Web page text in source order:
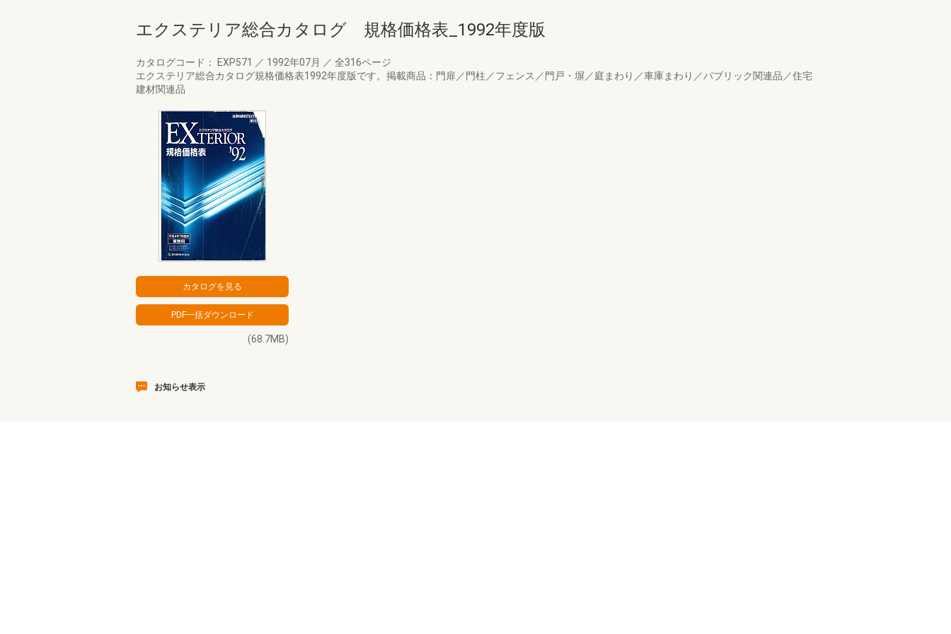
エクステリア総合カタログ 規格価格表_1992年度版
カタログコード： EXP571 ／ 1992年07月 ／ 全316ページ
エクステリア総合カタログ規格価格表1992年度版です。掲載商品：門扉／門柱／フェンス／門戸・塀／庭まわり／車庫まわり／パブリック関連品／住宅
建材関連品
(68.7MB)
お知らせ表示